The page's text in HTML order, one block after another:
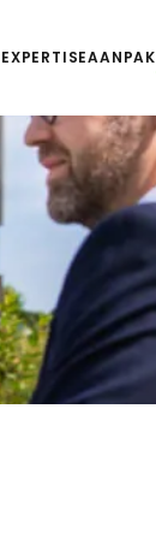
EXPERTISEAANPAK